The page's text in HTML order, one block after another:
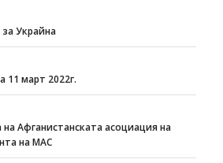
Украйна
11 март 2022г.
Афганистанската асоциация на
на МАС